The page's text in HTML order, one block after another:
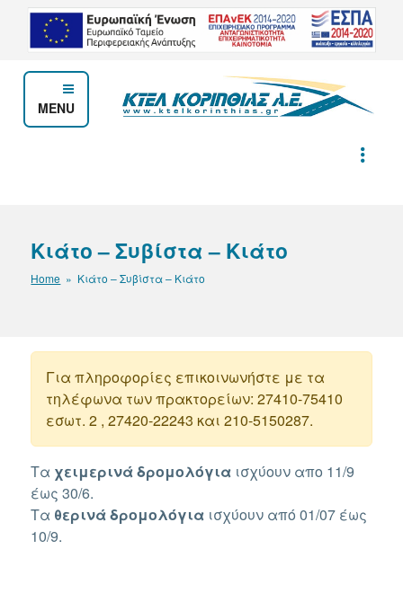
Μετάβαση
περιεχόμενο
MENU
Κιάτο – Συβίστα – Κιάτο
Home » Κιάτο – Συβίστα – Κιάτο
Για πληροφορίες επικοινωνήστε με τα
τηλέφωνα των πρακτορείων: 27410-75410
εσωτ. 2 , 27420-22243 και 210-5150287.
Τα χειμερινά δρομολόγια ισχύουν απο 11/9
έως 30/6.
Τα θερινάδρομολόγια ισχύουν από 01/07 έως
10/9.